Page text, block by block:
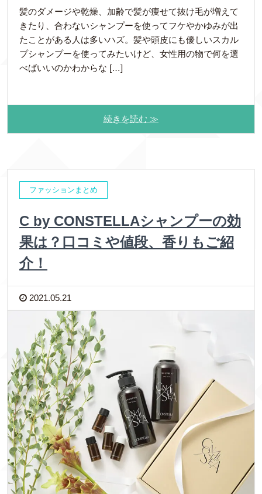
髪のダメージや乾燥、加齢で髪が痩せて抜け毛が増えて
きたり、合わないシャンプーを使ってフケやかゆみが出
たことがある人は多いハズ。髪や頭皮にも優しいスカル
プシャンプーを使ってみたいけど、女性用の物で何を選
べばいいのかわからな […]
続きを読む ≫
ファッションまとめ
C by CONSTELLAシャンプーの効
果は？口コミや値段、香りもご紹
介！
2021.05.21